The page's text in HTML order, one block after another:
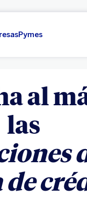
Pymes
al
las